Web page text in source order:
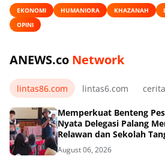
EKONOMI HUMANIORA KHAZANAH
OPINI
ANEWS.co Network
lintas86.com lintas6.com
Memperkuat Benteng
Nyata Delegasi Palang
Relawan dan Sekolah
August 06, 2026